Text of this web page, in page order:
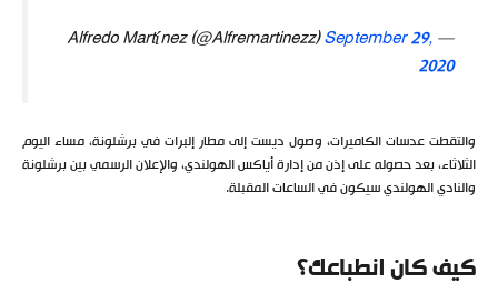
— Alfredo Martínez (@Alfremartinezz)
September 29,
2020
والتقطت عدسات الكاميرات، وصول ديست إلى مطار إلبرات في برشلونة، مساء اليوم
الثلاثاء، بعد حصوله على إذن من إدارة أياكس الهولندي، والإعلان الرسمي بين برشلونة
والنادي الهولندي سيكون في الساعات المقبلة.
كيف كان انطباعك؟